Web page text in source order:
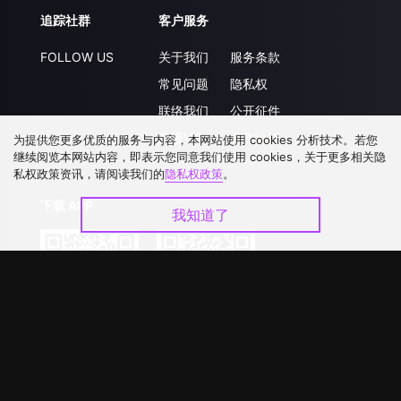
追踪社群
FOLLOW US
客户服务
关于我们
常见问题
联络我们
升级VIP
服务条款
隐私权
公开征件
合作洽談
为提供您更多优质的服务与内容，本网站使用 cookies 分析技术。若您
继续阅览本网站内容，即表示您同意我们使用 cookies，关于更多相关隐
私权政策资讯，请阅读我们的隐私权政策。
我知道了